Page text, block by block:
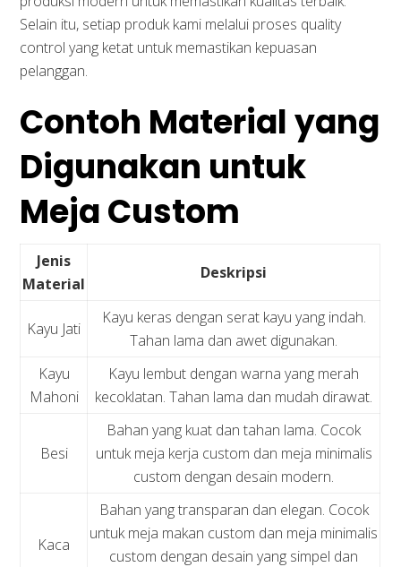
Selain itu, setiap produk kami melalui proses quality
control yang ketat untuk memastikan kepuasan
pelanggan.
Contoh Material yang
Digunakan untuk
Meja Custom
Jenis
Material
Deskripsi
Kayu Jati
Kayu keras dengan serat kayu yang indah.
Tahan lama dan awet digunakan.
Kayu
Mahoni
Kayu lembut dengan warna yang merah
kecoklatan. Tahan lama dan mudah dirawat.
Besi
Bahan yang kuat dan tahan lama. Cocok
untuk meja kerja custom dan meja minimalis
custom dengan desain modern.
Kaca
Bahan yang transparan dan elegan. Cocok
untuk meja makan custom dan meja minimalis
custom dengan desain yang simpel dan